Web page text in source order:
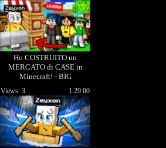
Ho COSTRUITO un
MERCATO di CASE in
Minecraft! - BIG
SKYBLOCK Ep.19
1:29:00
Views: 3